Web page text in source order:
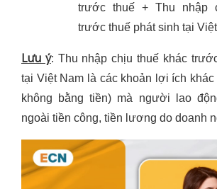
trước thuế + Thu nhập
trước thuế phát sinh tại
Lưu ý: Thu nhập chịu thuế khác
tại Việt Nam là các khoản lợi ích
không bằng tiền) mà người lao
ngoài tiền công, tiền lương do doanh